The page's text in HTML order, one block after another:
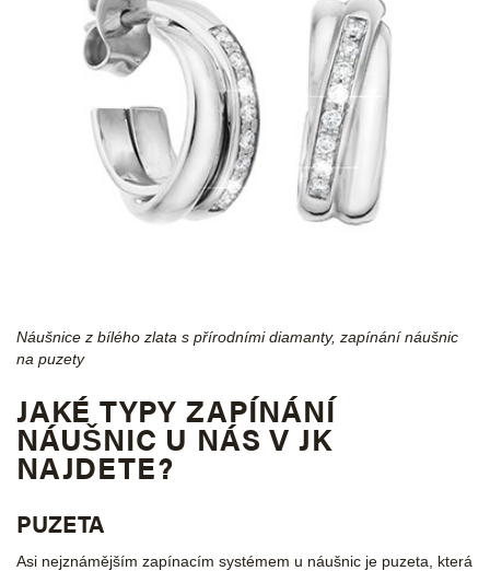
Náušnice z bílého zlata s přírodními diamanty, zapínání náušnic
na puzety
JAKÉ TYPY ZAPÍNÁNÍ
NÁUŠNIC U NÁS V JK
NAJDETE?
PUZETA
Asi nejznámějším zapínacím systémem u náušnic je puzeta, která